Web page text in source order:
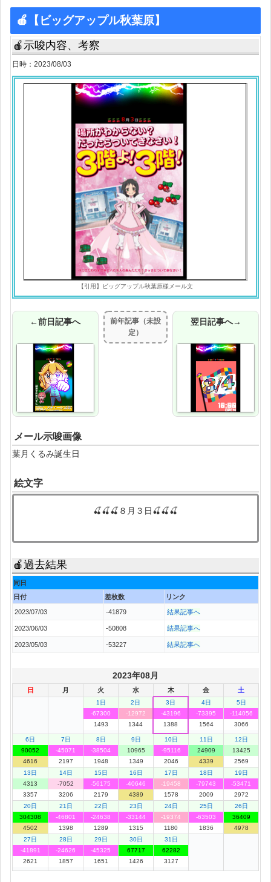
🍎【ビッグアップル秋葉原】
🍎示唆内容、考察
日時：2023/08/03
【引用】ビッグアップル秋葉原様メール文
←前日記事へ
前年記事（未設
定）
翌日記事へ→
メール示唆画像
葉月くるみ誕生日
絵文字
🍒🍒🍒８月３日🍒🍒🍒
🍎過去結果
同日
日付
差枚数 リンク
2023/07/03 -41879 結果記事へ
2023/06/03 -50808 結果記事へ
2023/05/03 -53227 結果記事へ
2023年08月
日 月 火 水 木 金 土
1日
-67300
1493
2日
-12972
1344
3日
-43196
1388
4日
-73395
1564
5日
-114056
3066
6日
90052
4616
7日
-45071
2197
8日
-38504
1948
9日
10965
1349
10日
-95116
2046
11日
24909
4339
12日
13425
2569
13日
4313
3357
14日
-7052
3206
15日
-56175
2179
16日
-40646
4389
17日
-19458
1578
18日
-79743
2009
19日
-53471
2972
20日
304308
4502
21日
-46801
1398
22日
-24638
1289
23日
-33144
1315
24日
-19374
1180
25日
-63503
1836
26日
36409
4978
27日
-41891
2621
28日
-24626
1857
29日
-45325
1651
30日
67717
1426
31日
62282
3127